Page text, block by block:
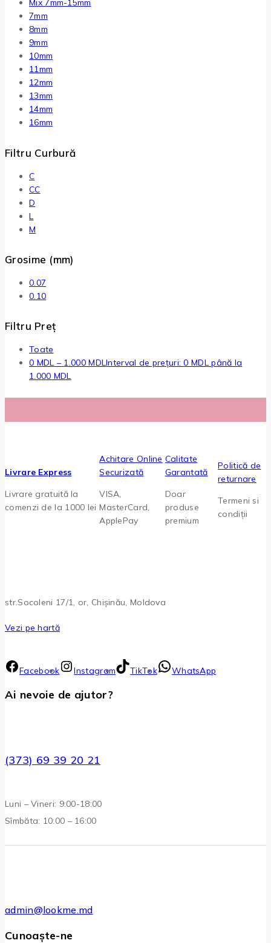
Mix 7mm-15mm
7mm
8mm
9mm
10mm
11mm
12mm
13mm
14mm
16mm
Filtru Curbură
C
CC
D
L
M
Grosime (mm)
0.07
0.10
Filtru Preț
Toate
0 MDL – 1.000MDLInterval de prețuri: 0 MDL până la
1.000 MDL
Livrare Express
Livrare gratuită la
comenzi de la 1000 lei
Achitare Online
Securizată
VISA,
MasterCard,
ApplePay
Calitate
Garantată
Doar
produse
premium
Politică de
returnare
Termeni si
condiții
str.Socoleni 17/1, or, Chișinău, Moldova
Vezi pe hartă
Facebook Instagram TikTok WhatsApp
Ai nevoie de ajutor?
(373) 69 39 20 21
Luni – Vineri: 9:00-18:00
Sîmbăta: 10:00 – 16:00
admin@lookme.md
Cunoaște-ne